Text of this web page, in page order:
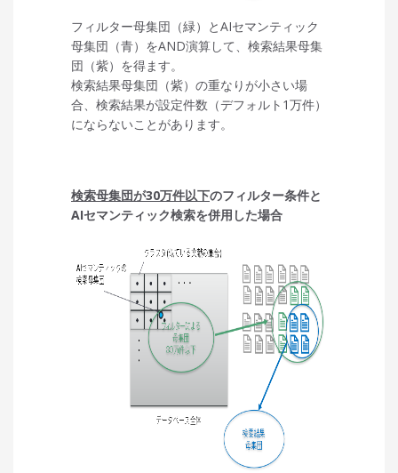
フィルター母集団（緑）とAIセマンティック
母集団（青）をAND演算して、検索結果母集
団（紫）を得ます。
検索結果母集団（紫）の重なりが小さい場
合、検索結果が設定件数（デフォルト1万件）
にならないことがあります。
検索母集団が30万件以下のフィルター条件と
AIセマンティック検索を併用した場合